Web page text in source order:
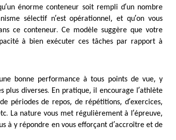
’un énorme conteneur soit rempli d’un nombre
sélectif n’est opérationnel ,et qu’on vous
ce conteneur. Ce modèle suggère que votre
à bien exécuter ces tâches par rapport à
bonne performance à tous points de vue,y
plus diverses. En pratique, il encourage l’athlète
de périodes de repos, de répétitions,d’exercices,
. La nature vous met régulièrement à l’épreuve,
à y répondre en vous efforçant d’accroître et de